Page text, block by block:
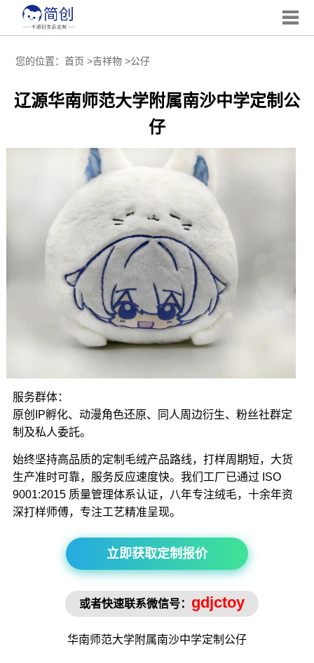
您的位置： 首页 >吉祥物>公仔
辽源华南师范大学附属南沙中学定制公
仔
服务群体：
原创IP孵化、动漫角色还原、同人周边衍生、粉丝社群定
制及私人委託。
始终坚持高品质的定制毛绒产品路线，打样周期短，大货
生产准时可靠，服务反应速度快。我们工厂已通过 ISO
9001:2015 质量管理体系认证，八年专注绒毛，十余年资
深打样师傅，专注工艺精准呈现。
立即获取定制报价
或者快速联系微信号： gdjctoy
华南师范大学附属南沙中学定制公仔